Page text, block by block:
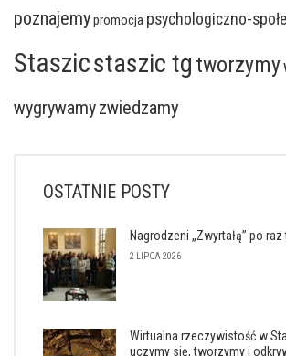
poznajemypromocja psychologiczno-
Staszicstaszic tg tworzymy
wygrywamyzwiedzamy
OSTATNIE POSTY
Nagrodzeni „Zwyrtałą” po
2 LIPCA 2026
Wirtualna rzeczywistość w
uczymy się, tworzymy i